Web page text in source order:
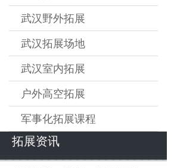
武汉野外拓展
武汉拓展场地
武汉室内拓展
户外高空拓展
军事化拓展课程
拓展资讯